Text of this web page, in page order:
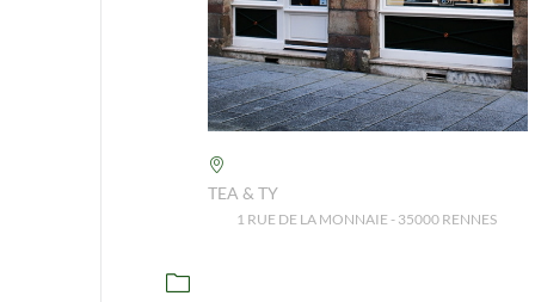
TEA & TY
1 RUE DE LA MONNAIE - 35000 RENNES